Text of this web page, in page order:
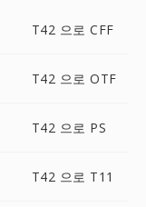
T42 으로 CFF
T42 으로 OTF
T42 으로 PS
T42 으로 T11